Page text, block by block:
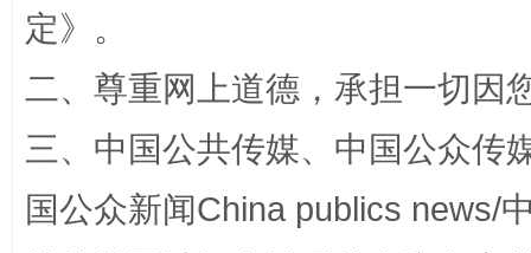
阿坝州三大球赛在茂县开幕 规模
定》。
二、尊重网上道德，承担一切因
三、中国公共传媒、中国公众传
国公众新闻China publics news/